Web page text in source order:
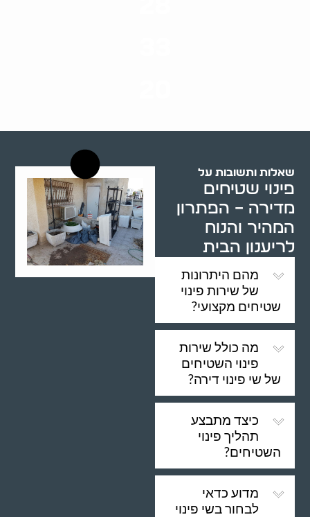
שאלות ותשובות על
פינוי שטיחים
מדירה – הפתרון
המהיר והנוח
לריענון הבית
מהם היתרונות
של שירות פינוי
שטיחים מקצועי?
מה כולל שירות
פינוי השטיחים
של שי פינוי דירה?
כיצד מתבצע
תהליך פינוי
השטיחים?
מדוע כדאי
לבחור בשי פינוי